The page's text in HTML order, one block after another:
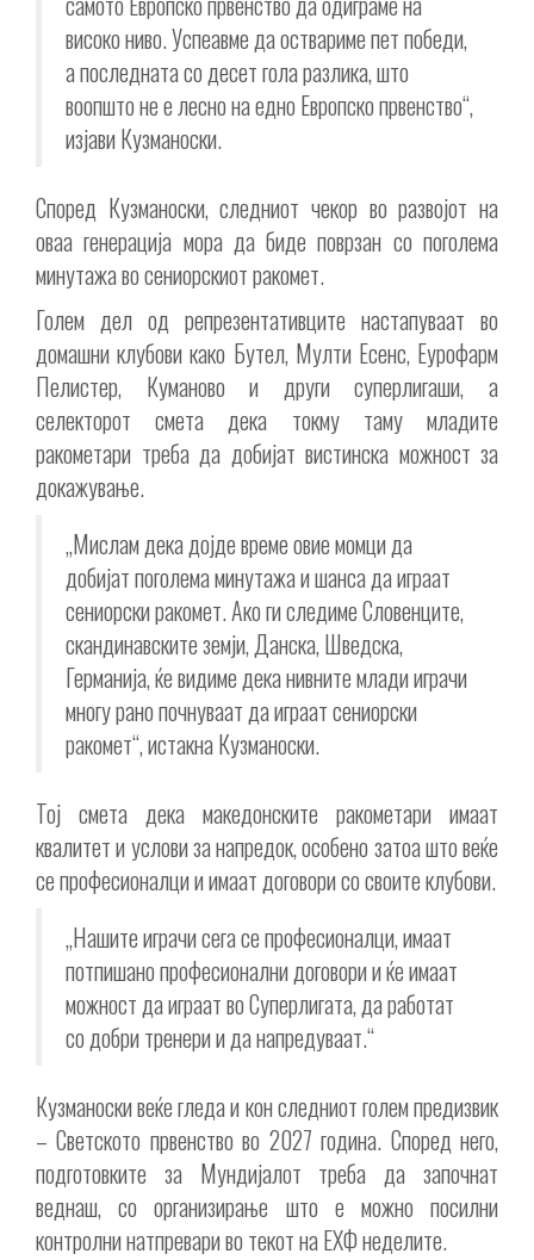
високо ниво. Успеавме да оствариме пет победи,
а последната со десет гола разлика, што
воопшто не е лесно на едно Европско првенство“,
изјави Кузманоски.
Според Кузманоски, следниот чекор во развојот на
оваа генерација мора да биде поврзан со поголема
минутажа во сениорскиот ракомет.
Голем дел од репрезентативците настапуваат во
домашни клубови како Бутел, Мулти Есенс, Еурофарм
Пелистер, Куманово и други суперлигаши, а
селекторот смета дека токму таму младите
ракометари треба да добијат вистинска можност за
докажување.
„Мислам дека дојде време овие момци да
добијат поголема минутажа и шанса да играат
сениорски ракомет. Ако ги следиме Словенците,
скандинавските земји, Данска, Шведска,
Германија, ќе видиме дека нивните млади играчи
многу рано почнуваат да играат сениорски
ракомет“, истакна Кузманоски.
Тој смета дека македонските ракометари имаат
квалитет и услови за напредок, особено затоа што веќе
се професионалци и имаат договори со своите клубови.
„Нашите играчи сега се професионалци, имаат
потпишано професионални договори и ќе имаат
можност да играат во Суперлигата, да работат
со добри тренери и да напредуваат.“
Кузманоски веќе гледа и кон следниот голем предизвик
– Светското првенство во 2027 година. Според него,
подготовките за Мундијалот треба да започнат
веднаш, со организирање што е можно посилни
контролни натпревари во текот на ЕХФ неделите.